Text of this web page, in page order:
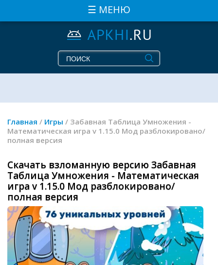
☰ МЕНЮ
Главная / Игры / Забавная Таблица Умножения -
Математическая игра v 1.15.0 Мод разблокировано/
полная версия
Скачать взломанную версию Забавная
Таблица Умножения - Математическая
игра v 1.15.0 Мод разблокировано/
полная версия